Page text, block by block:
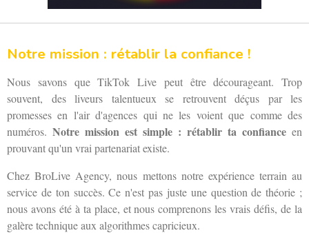
Notre mission : rétablir la confiance !
Nous savons que TikTok Live peut être décourageant. Trop
souvent, des liveurs talentueux se retrouvent déçus par les
promesses en l'air d'agences qui ne les voient que comme des
numéros. Notre mission est simple : rétablir ta confiance en
prouvant qu'un vrai partenariat existe.
Chez BroLive Agency, nous mettons notre expérience terrain au
service de ton succès. Ce n'est pas juste une question de théorie ;
nous avons été à ta place, et nous comprenons les vrais défis, de la
galère technique aux algorithmes capricieux.